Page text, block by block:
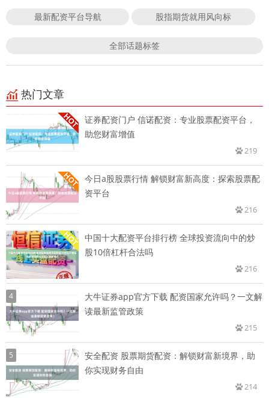
最新配资平台导航 股指期货就用风向标
全部话题标签
热门文章
证券配资门户 信诺配资：专业股票配资平台，
助您财富增值
219
今日a股股票行情 解锁财富新高度：探索股票配
资平台
216
中国十大配资平台排行榜 全球投资流向中的炒
股10倍杠杆合法吗
216
4
大牛证券app官方下载 配资国家允许吗？一文解
读最新监管政策
215
5
安全配资 股票期货配资：解锁财富新境界，助
你实现财务自由
214